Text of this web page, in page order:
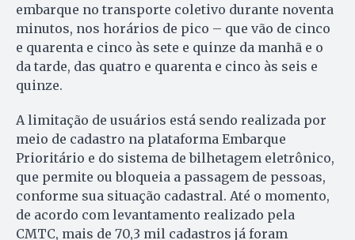
embarque no transporte coletivo durante noventa
minutos, nos horários de pico – que vão de cinco
e quarenta e cinco às sete e quinze da manhã e o
da tarde, das quatro e quarenta e cinco às seis e
quinze.
A limitação de usuários está sendo realizada por
meio de cadastro na plataforma Embarque
Prioritário e do sistema de bilhetagem eletrônico,
que permite ou bloqueia a passagem de pessoas,
conforme sua situação cadastral. Até o momento,
de acordo com levantamento realizado pela
CMTC, mais de 70,3 mil cadastros já foram